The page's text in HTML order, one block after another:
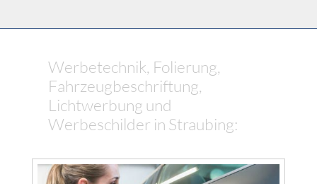
Werbetechnik, Folierung,
Fahrzeugbeschriftung,
Lichtwerbung und
Werbeschilder in Straubing: